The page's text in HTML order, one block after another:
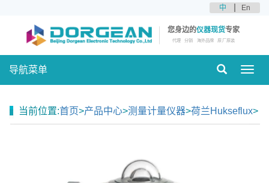
中 En
您身边的仪器现货专家
代理 分销 海外品牌 原厂原装
导航菜单
当前位置:首页>产品中心>测量计量仪器>荷兰Hukseflux>